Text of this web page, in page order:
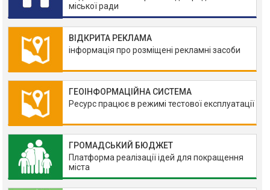
міської ради
ВІДКРИТА РЕКЛАМА
інформація про розміщені рекламні засоби
ГЕОІНФОРМАЦІЙНА СИСТЕМА
Ресурс працює в режимі тестової експлуатації
ГРОМАДСЬКИЙ БЮДЖЕТ
Платформа реалізації ідей для покращення
міста